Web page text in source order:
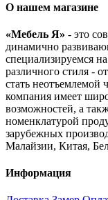
О нашем магазине
«Мебель Я» - это
динамично
специализируемся
различного стиля -
стать
компания имеет
возможностей, а
номенклатурой
зарубежных
Малайзии, Китая,
Информация